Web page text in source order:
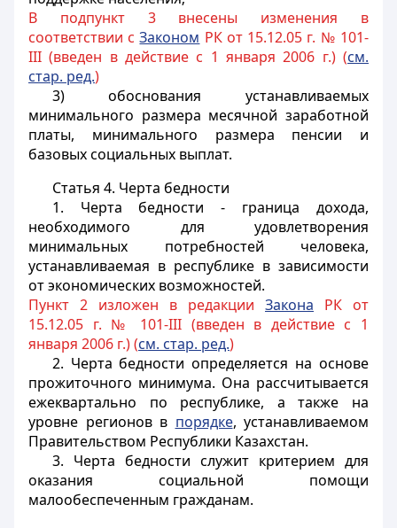
В подпункт 3 внесены изменения в
соответствии сЗаконом РК от 15.12.05 г. № 101-
III (введен в действие с 1 января 2006 г.) (см.
стар. ред.)
3) обоснования устанавливаемых
минимального размера месячной заработной
платы, минимального размера пенсии и
базовыхсоциальных выплат.
Статья 4. Черта бедности
1. Черта бедности - граница дохода,
необходимого для удовлетворения
минимальных потребностей человека,
устанавливаемая в республике в зависимости
от экономических возможностей.
Пункт 2 изложен в редакции Закона РК от
15.12.05 г. № 101-III (введен в действие с 1
января 2006 г.) (см. стар. ред.)
2. Черта бедности определяется на основе
прожиточного минимума. Она рассчитывается
ежеквартально по республике, а также на
уровне регионов в порядке, устанавливаемом
Правительством Республики Казахстан.
3. Черта бедности служит критерием для
оказания социальной помощи
малообеспеченным гражданам.